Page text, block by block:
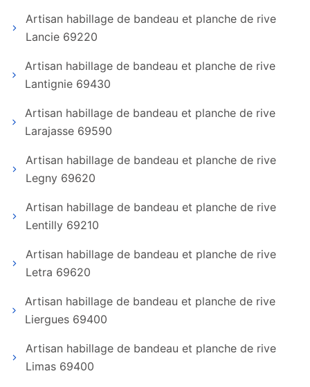
Artisan habillage de bandeau et planche de rive
Lancie 69220
Artisan habillage de bandeau et planche de rive
Lantignie 69430
Artisan habillage de bandeau et planche de rive
Larajasse 69590
Artisan habillage de bandeau et planche de rive
Legny 69620
Artisan habillage de bandeau et planche de rive
Lentilly 69210
Artisan habillage de bandeau et planche de rive
Letra 69620
Artisan habillage de bandeau et planche de rive
Liergues 69400
Artisan habillage de bandeau et planche de rive
Limas 69400